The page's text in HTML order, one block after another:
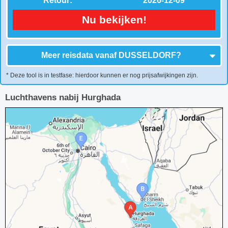
Nu bekijken!
Meer reisdata vanaf DUSSELDORF?
* Deze tool is in testfase: hierdoor kunnen er nog prijsafwijkingen zijn.
Luchthavens nabij Hurghada